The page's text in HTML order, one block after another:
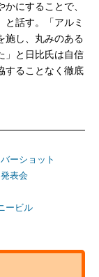
にすることで、
と話す。「アルミ
施し、丸みのある
」と日比氏は自信
することなく徹底
ーショット
発表会
ービル